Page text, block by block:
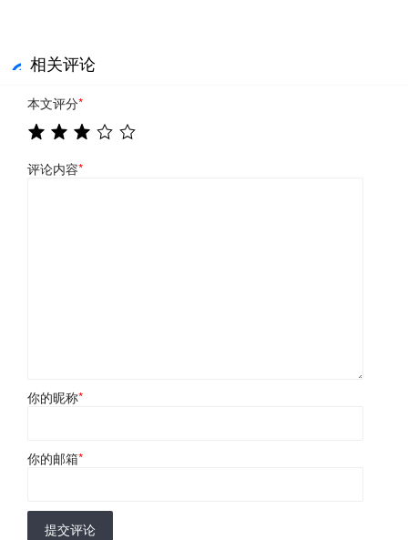
相关评论
本文评分*
评论内容*
你的昵称*
你的邮箱*
提交评论